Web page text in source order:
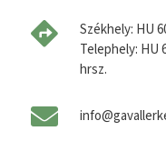
Székhely: HU
Telephely: HU
hrsz.